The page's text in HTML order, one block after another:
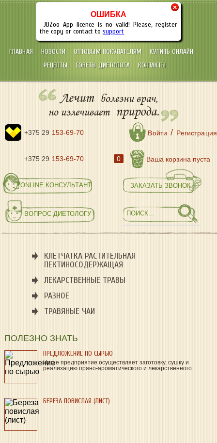
ОШИБКА
JBZoo App licence is no valid! Please, register
the copy or contact to support
ГЛАВНАЯ НОВОСТИ ОПТОВЫМ ПОКУПАТЕЛЯМ
КУПИТЬ ОНЛАЙН
РЕЦЕПТЫ
СОВЕТЫ ДИЕТОЛОГА КОНТАКТЫ
+375 29 153-69-70
+375 29 153-69-70
Лечит болезни врач,
но излечивает природа.
Войти / Регистрация
0 Ваша корзина пуста
ЗАКАЗАТЬ ЗВОНОК
ВОПРОС ДИЕТОЛОГУ
ONLINE КОНСУЛЬТАНТ
КЛЕТЧАТКА РАСТИТЕЛЬНАЯ
ПЕКТИНОСОДЕРЖАЩАЯ
ЛЕКАРСТВЕННЫЕ ТРАВЫ
РАЗНОЕ
ТРАВЯНЫЕ ЧАИ
ПОЛЕЗНО ЗНАТЬ
ПРЕДЛОЖЕНИЕ ПО СЫРЬЮ
Наше предприятие осуществляет заготовку, сушку и
реализацию пряно-ароматического и лекарственного…
БЕРЕЗА ПОВИСЛАЯ (ЛИСТ)